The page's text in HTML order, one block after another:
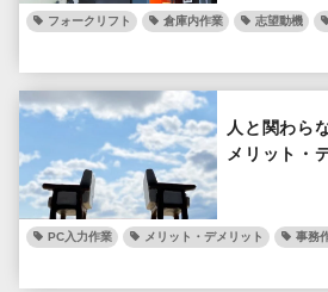
フォークリフト 倉庫内作業 志望動機
人と関わら
メリット・
PC入力作業 メリット・デメリット 事務